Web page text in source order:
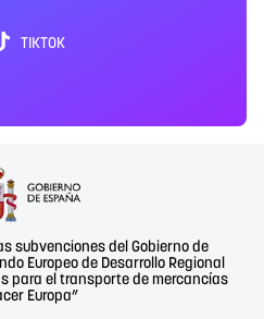
TIKTOK
subvenciones del Gobierno de
Europeo de Desarrollo Regional
para el transporte de mercancías
Europa”